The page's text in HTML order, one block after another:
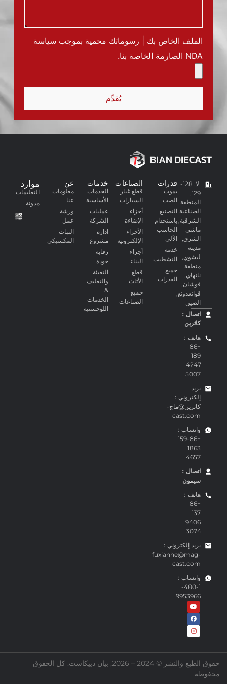
الملف الخاص بك | رسوماتك محمية بموجب سياسة
NDA الصارمة الخاصة بنا.
يُقدِّم
.لا. 128-
129,
المنطقة
الصناعية
الشرقية,
ماشي
الشرق,
مدينة
ليشوي,
منطقة
نانهاي,
فوشان,
قوانغدونغ,
الصين
اتصال：
كاثرين
هاتف：
+86
189
4247
5007
بريد
إلكتروني：
كاثرين@ماج-
cast.com
واتساب：
+86-159
1863
4657
اتصال：
سيمون
هاتف：
+86
137
9406
3074
بريد إلكتروني：
fuxianhe@mag-
cast.com
واتساب：
1-480-
9953966
قدرات
يموت
الصب
التصنيع
باستخدام
الحاسب
الآلي
خدمة
التشطيب
جميع
القدرات
الصناعات
قطع غيار
السيارات
أجزاء
الإضاءة
الأجزاء
الإلكترونية
أجزاء
البناء
قطع
الأثاث
جميع
الصناعات
خدمات
الخدمات
الأساسية
عمليات
الشركة
ادارة
مشروع
رقابة
جودة
التعبئة
والتغليف
الخدمات
اللوجستية
عن
معلومات
ورشة
عمل
النبات
المكسيكي
موارد
التعليمات
مدونة
حقوق الطبع والنشر © 2024 – 2026, بيان دييكاست. كل الحقوق
محفوظة.